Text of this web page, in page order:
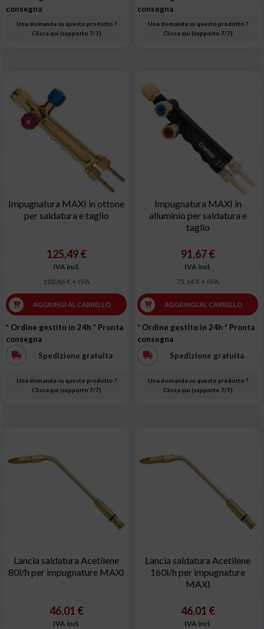
consegna
Una domanda su questo prodotto ?
Clicca qui (supporto 7/7)
consegna
Una domanda su questo prodotto ?
Clicca qui (supporto 7/7)
Impugnatura MAXI in ottone
per saldatura e taglio
125,49 €
IVA incl.
102,86 € + IVA
AGGIUNGI AL CARRELLO
* Ordine gestito in 24h * Pronta
consegna
Spedizione gratuita
Una domanda su questo prodotto ?
Clicca qui (supporto 7/7)
Impugnatura MAXI in
alluminio per saldatura e
taglio
91,67 €
IVA incl.
75,14 € + IVA
AGGIUNGI AL CARRELLO
* Ordine gestito in 24h * Pronta
consegna
Spedizione gratuita
Una domanda su questo prodotto ?
Clicca qui (supporto 7/7)
Lancia saldatura Acetilene
80l/h per impugnature MAXI
46,01 €
IVA incl.
Lancia saldatura Acetilene
160l/h per impugnature
MAXI
46,01 €
IVA incl.